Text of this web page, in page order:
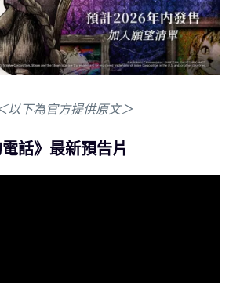
以下為官方提供原文＞
電話》最新預告片